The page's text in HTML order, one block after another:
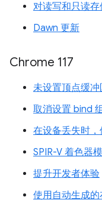
对读写和只读
Dawn 更新
Chrome 117
未设置顶点缓冲
取消设置 bind
在设备丢失时
SPIR-V 着色器
提升开发者体验
使用自动生成